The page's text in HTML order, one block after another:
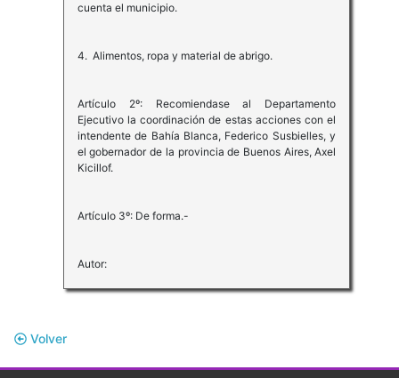
cuenta el municipio.
4. Alimentos, ropa y material de abrigo.
Artículo 2º: Recomiendase al Departamento
Ejecutivo la coordinación de estas acciones con el
intendente de Bahía Blanca, Federico Susbielles, y
el gobernador de la provincia de Buenos Aires, Axel
Kicillof.
Artículo 3º: De forma.-
Autor:
Volver